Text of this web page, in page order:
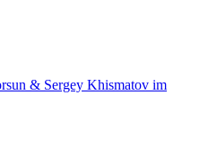
& Sergey Khismatov im